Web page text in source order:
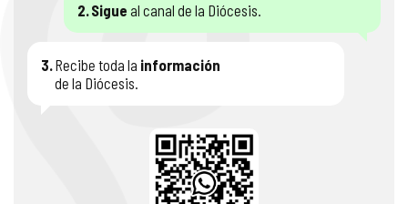
2.Sigue al canal de la Diócesis.
3.Recibe toda la información
de la Diócesis.